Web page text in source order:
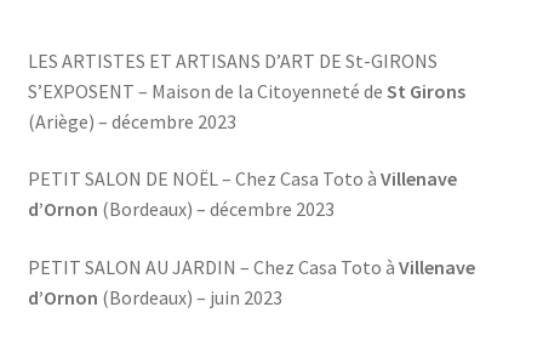
LES ARTISTES ET ARTISANS D’ART DE St-GIRONS
S’EXPOSENT – Maison de la Citoyenneté de St Girons
(Ariège) – décembre 2023
PETIT SALON DE NOËL – Chez Casa Toto à Villenave
d’Ornon (Bordeaux) – décembre 2023
PETIT SALON AU JARDIN – Chez Casa Toto à Villenave
d’Ornon (Bordeaux) – juin 2023